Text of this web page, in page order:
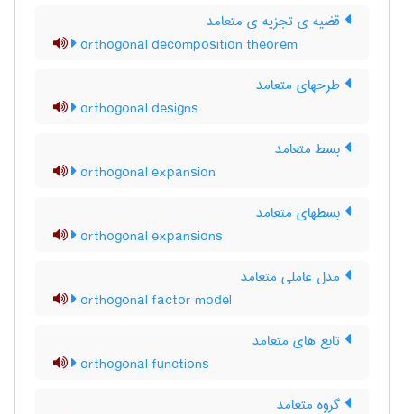
قضیه ی تجزیه ی متعامد
orthogonal decomposition theorem
طرحهای متعامد
orthogonal designs
بسط متعامد
orthogonal expansion
بسطهای متعامد
orthogonal expansions
مدل عاملی متعامد
orthogonal factor model
تابع های متعامد
orthogonal functions
گروه متعامد